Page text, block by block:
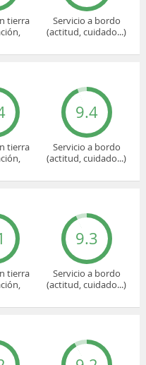
tierra
Servicio a bordo
(actitud, cuidado...)
tierra
9.4
Servicio a bordo
(actitud, cuidado...)
tierra
9.3
Servicio a bordo
(actitud, cuidado...)